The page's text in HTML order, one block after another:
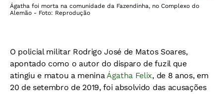
Ágatha foi morta na comunidade da Fazendinha, no Complexo do
Alemão - Foto: Reprodução
O policial militar Rodrigo José de Matos Soares,
apontado como o autor do disparo de fuzil que
atingiu e matou a meninaÁgatha Felix, de 8 anos, em
20 de setembro de 2019, foi absolvido das acusações